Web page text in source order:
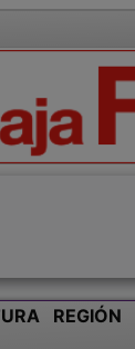
REGIÓN